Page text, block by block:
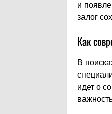
и
залог
Как
В
идет о